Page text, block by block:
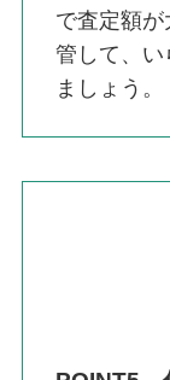
で査定額
管して、い
ましょう。